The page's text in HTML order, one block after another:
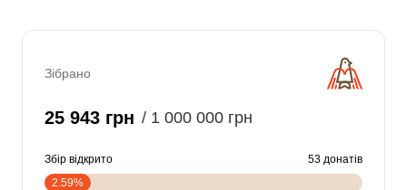
Зібрано
25 943 грн / 1 000 000 грн
Збір відкрито
53 донатів
2.59%